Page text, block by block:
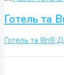
Готель та
Готель та BnB